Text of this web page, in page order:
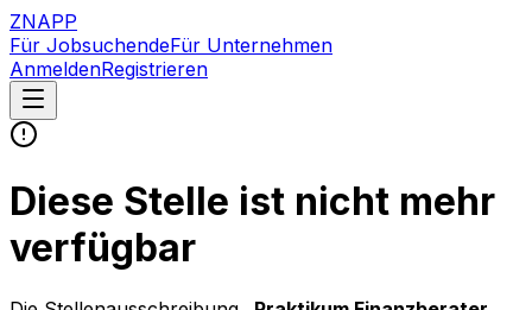
ZNAPP
Für JobsuchendeFür Unternehmen
AnmeldenRegistrieren
Diese Stelle ist nicht mehr
verfügbar